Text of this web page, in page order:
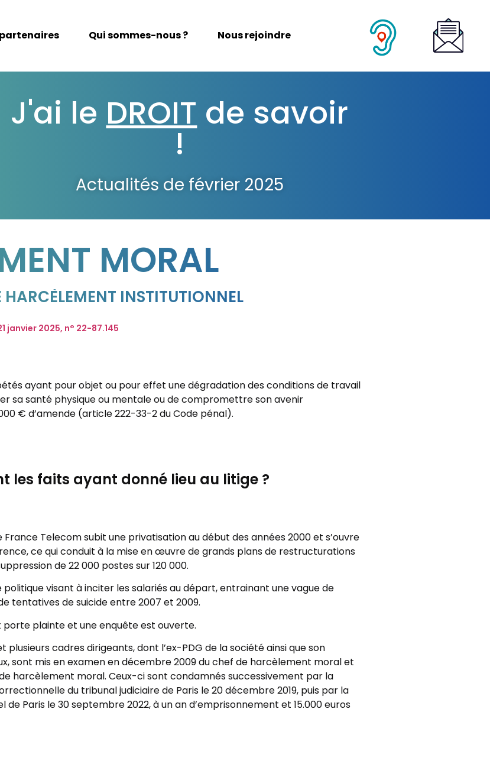
Qui sommes-nous ? Nous rejoindre
J'ai le DROIT de savoir
!
Actualités de février 2025
MORAL
INSTITUTIONNEL
janvier 2025, n° 22-87.145
ayant pour objet ou pour effet une dégradation des conditions de travail
sa santé physique ou mentale ou de compromettre son avenir
€ d’amende (article 222-33-2 du Code pénal).
les faits ayant donné lieu au litige ?
France Telecom subit une privatisation au début des années 2000 et s’ouvre
ce qui conduit à la mise en œuvre de grands plans de restructurations
de 22 000 postes sur 120 000.
politique visant à inciter les salariés au départ, entrainant une vague de
tentatives de suicide entre 2007 et 2009.
porte plainte et une enquête est ouverte.
plusieurs cadres dirigeants, dont l’ex-PDG de la société ainsi que son
sont mis en examen en décembre 2009 du chef de harcèlement moral et
harcèlement moral. Ceux-ci sont condamnés successivement par la
du tribunal judiciaire de Paris le 20 décembre 2019, puis par la
de Paris le 30 septembre 2022, à un an d’emprisonnement et 15.000 euros